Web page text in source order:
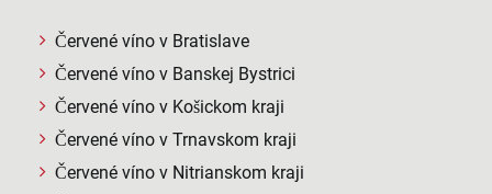
Červené víno v Bratislave
Červené víno v Banskej Bystrici
Červené víno v Košickom kraji
Červené víno v Trnavskom kraji
Červené víno v Nitrianskom kraji